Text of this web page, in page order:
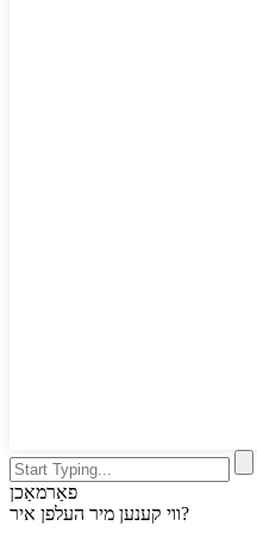
פאַרמאַכן
ווי קענען מיר העלפן איר?